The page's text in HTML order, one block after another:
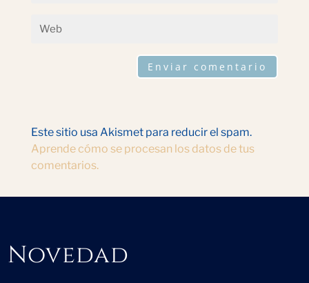
Enviar comentario
Este sitio usa Akismet para reducir el spam.
Aprende cómo se procesan los datos de tus
comentarios.
Novedad
Novedad